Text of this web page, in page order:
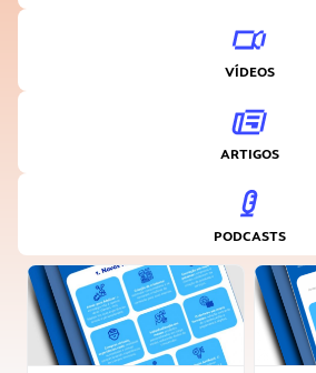
VÍDEOS
ARTIGOS
PODCASTS